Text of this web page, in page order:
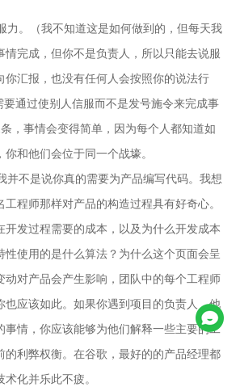
力。（我不知道这是如何做到的，但每天我
情完成，但你不是负责人，所以只能去说服
你汇报，也没有任何人会按照你的说法行
通过使别人信服而不是发号施令来完成事
，事情会变得简单，因为每个人都知道如
和他们会位于同一个战壕。
并不是说你真的需要为产品编写代码。我想
程师那样对产品的构造过程具有好奇心。
开发过程需要的成本，以及为什么开发成本
性使用的是什么算法？为什么这个页面会呈
动对产品会产生影响，团队中的每个工程师
也应该如此。如果你遇到项目的负责人，他
事情，你应该能够为他们解释一些主要的工
的利弊权衡。在谷歌，最好的的产品经理都
化并乐此不疲。